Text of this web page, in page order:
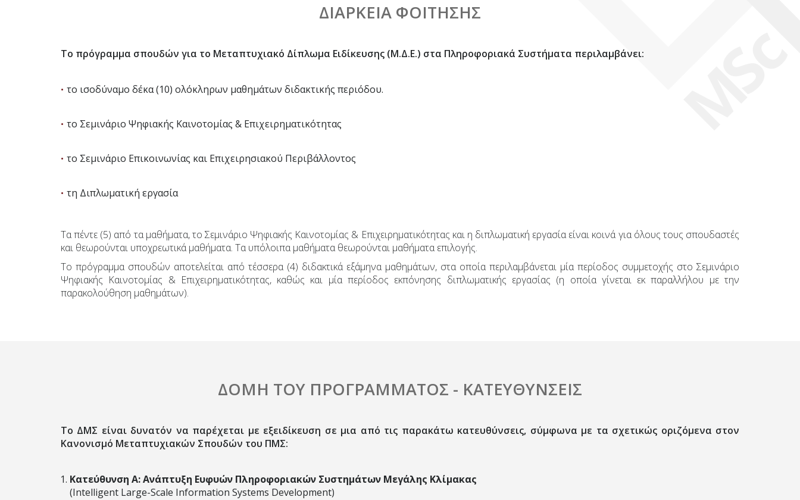
ΔΙΑΡΚΕΙΑ ΦΟΙΤΗΣΗΣ
Το πρόγραμμα σπουδών για το Μεταπτυχιακό Δίπλωμα Ειδίκευσης (Μ.Δ.Ε.) στα Πληροφοριακά Συστήματα περιλαμβάνει:
το ισοδύναμο δέκα (10) ολόκληρων μαθημάτων διδακτικής περιόδου.
το Σεμινάριο Ψηφιακής Καινοτομίας & Επιχειρηματικότητας
το Σεμινάριο Επικοινωνίας και Επιχειρησιακού Περιβάλλοντος
τη Διπλωματική εργασία
Τα πέντε (5) από τα μαθήματα, το Σεμινάριο Ψηφιακής Καινοτομίας & Επιχειρηματικότητας και η διπλωματική εργασία είναι κοινά για όλους τους σπουδαστές
και θεωρούνται υποχρεωτικά μαθήματα. Τα υπόλοιπα μαθήματα θεωρούνται μαθήματα επιλογής.
Το πρόγραμμα σπουδών αποτελείται από τέσσερα (4) διδακτικά εξάμηνα μαθημάτων, στα οποία περιλαμβάνεται μία περίοδος συμμετοχής στο Σεμινάριο
Ψηφιακής Καινοτομίας & Επιχειρηματικότητας, καθώς και μία περίοδος εκπόνησης διπλωματικής εργασίας (η οποία γίνεται εκ παραλλήλου με την
παρακολούθηση μαθημάτων).
ΔΟΜΗ ΤΟΥ ΠΡΟΓΡΑΜΜΑΤΟΣ - ΚΑΤΕΥΘΥΝΣΕΙΣ
Το ΔΜΣ είναι δυνατόν να παρέχεται με εξειδίκευση σε μια από τις παρακάτω κατευθύνσεις, σύμφωνα με τα σχετικώς οριζόμενα στον
Κανονισμό Μεταπτυχιακών Σπουδών του ΠΜΣ:
Κατεύθυνση Α: Ανάπτυξη Ευφυών Πληροφοριακών Συστημάτων Μεγάλης Κλίμακας
(Intelligent Large-Scale Information Systems Development)